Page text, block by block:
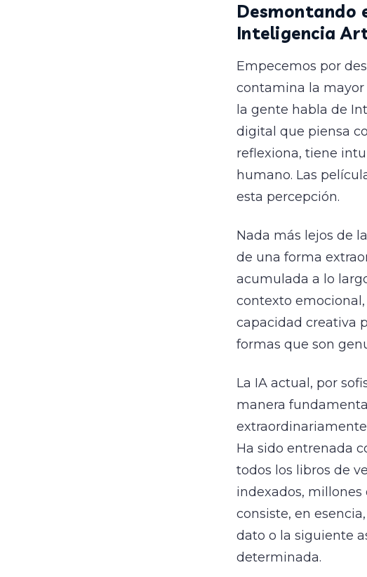
Desmontando
Inteligencia
Empecemos por
contamina la mayor
la gente habla de
digital que piensa
reflexiona, tiene
humano. Las
esta percepción.
Nada más lejos de
de una forma
acumulada a lo
contexto
capacidad creativa
formas que son
La IA actual, por
manera
Ha sido entrenada
todos los libros de
indexados, millones
consiste, en
dato o la siguiente
determinada.